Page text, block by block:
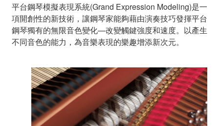
平台鋼琴模擬表現系統(Grand Expression Modeling)是一
項開創性的新技術，讓鋼琴家能夠藉由演奏技巧發揮平台
鋼琴獨有的無限音色變化—改變觸鍵強度和速度。以產生
不同音色的能力，為音樂表現的樂趣增添新次元。